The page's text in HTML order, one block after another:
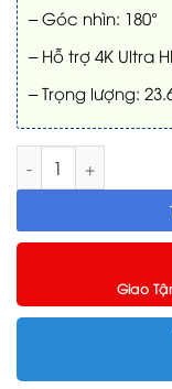
– Góc nhìn: 180°
– Hỗ trợ 4K Ultra
– Trọng lượng:
Màn chiếu âm trần
Giao